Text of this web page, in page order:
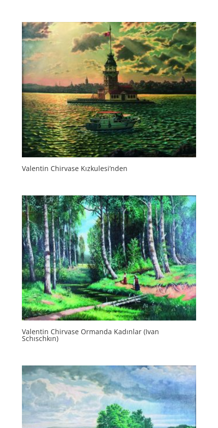
Valentin Chirvase Kızkulesi’nden
Valentin Chirvase Ormanda Kadınlar (Ivan
Schıschkın)